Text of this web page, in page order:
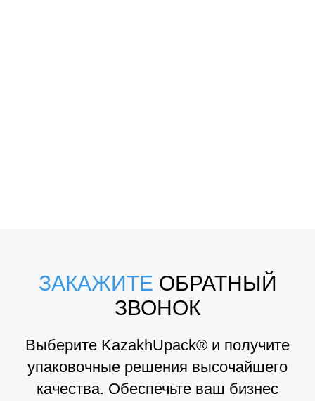
ЗАКАЖИТЕ ОБРАТНЫЙ
ЗВОНОК
Выберите KazakhUpack® и получите
упаковочные решения высочайшего
качества. Обеспечьте ваш бизнес